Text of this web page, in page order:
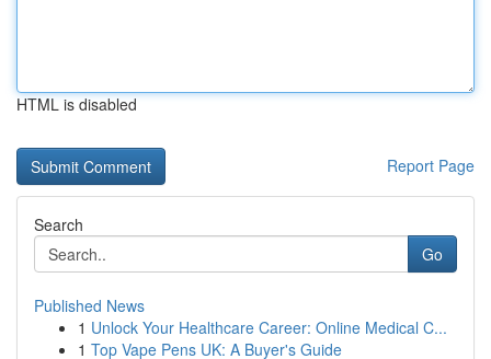
HTML is disabled
Report Page
Search
Go
Published News
1 Unlock Your Healthcare Career: Online Medical C...
1 Top Vape Pens UK: A Buyer's Guide